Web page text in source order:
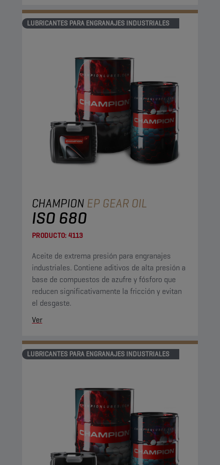
LUBRICANTES PARA ENGRANAJES INDUSTRIALES
CHAMPION EP GEAR OIL
ISO 680
PRODUCTO: 4113
Aceite de extrema presión para engranajes
industriales. Contiene aditivos de alta presión a
base de compuestos de azufre y fósforo que
reducen significativamente la fricción y evitan
el desgaste.
Ver
LUBRICANTES PARA ENGRANAJES INDUSTRIALES